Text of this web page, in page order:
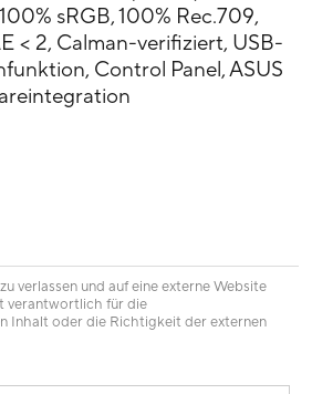
sRGB, 100% Rec.709,
< 2, Calman-verifiziert, USB-
Control Panel, ASUS
verlassen und auf eine externe Website
verantwortlich für die
Inhalt oder die Richtigkeit der externen